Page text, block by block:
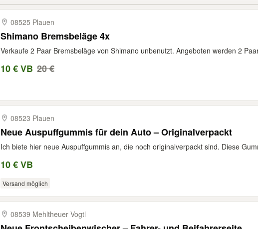
08525 Plauen
Shimano Bremsbeläge 4x
Verkaufe 2 Paar Bremsbeläge von Shimano unbenutzt. Angeboten werden 2
10 € VB 20 €
08523 Plauen
Neue Auspuffgummis für dein Auto – Originalverpackt
Ich biete hier neue Auspuffgummis an, die noch originalverpackt sind. Diese
10 € VB
Versand möglich
08539 Mehltheuer Vogtl